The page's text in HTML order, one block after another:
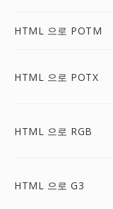
HTML 으로 POTM
HTML 으로 POTX
HTML 으로 RGB
HTML 으로 G3